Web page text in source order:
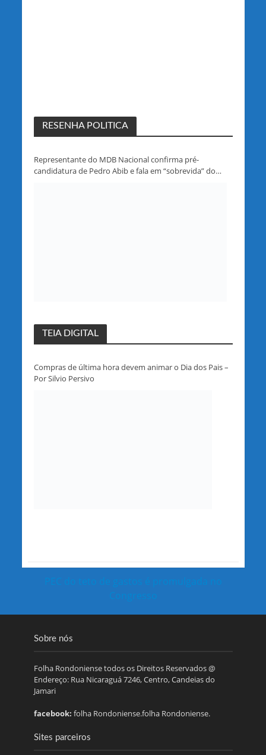
RESENHA POLITICA
Representante do MDB Nacional confirma pré-
candidatura de Pedro Abib e fala em “sobrevida” do
TEIA DIGITAL
Compras de última hora devem animar o Dia dos Pais –
Por Silvio Persivo
PEC do teto de gastos é promulgada no
Congresso
Sobre nós
Folha Rondoniense todos os Direitos Reservados @
Endereço: Rua Nicaraguá 7246, Centro, Candeias do
Jamari
facebook: folha Rondoniense.folha Rondoniense.
Sites parceiros